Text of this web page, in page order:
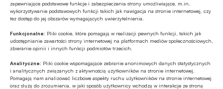
zapewniające podstawowe funkcje i zabezpieczenia strony umożliwiające, m.in.
wykorzystywanie podstawowych funkcji takich jak nawigacja na stronie internetowej, czy
tez dostęp do jej obszarów wymagających uwierzytelnienia.
Funkcjonalne: Pliki cookie, które pomagają w realizacji pewnych funkcji, takich jak
udostępnianie zawartości strony internetowej na platformach mediów społecznościowych,
zbieranie opinii i innych funkcji podmiotów trzecich.
Analityczne: Pliki cookie wspomagające zebranie anonimowych danych statystycznych
i analitycznych związanych z aktywnością użytkowników na stronie internetowej.
Pomagają nam analizować liczbowe aspekty ruchu użytkowników na stronie internetowej
oraz służą do zrozumienia, w jaki sposób użytkownicy wchodzą w interakcje ze stroną
wyklucza kolejnych po OKI propozycji
dot. produktów inwestycyjnych
GOSPODARKA
BIG InfoMonitor o przyczynach
commerce
CYBERBEZPIECZEŃSTWO